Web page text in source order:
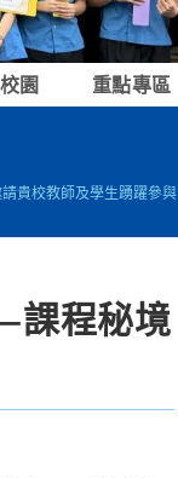
園 重點專區
貴校教師及學生踴躍參與
課程秘境